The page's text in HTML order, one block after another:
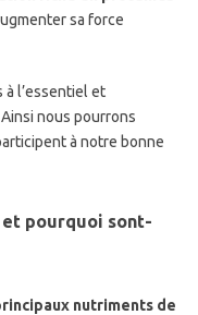
sa force
à l’essentiel et
nous pourrons
à notre bonne
pourquoi sont-
nutriments de